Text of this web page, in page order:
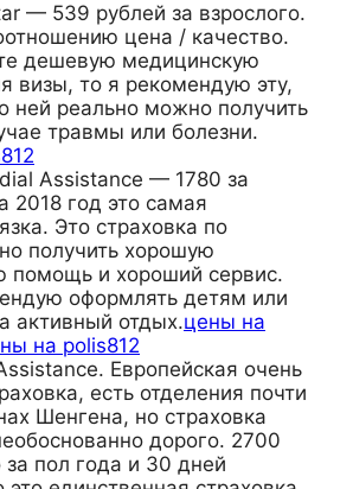
— 539 рублей за взрослого.
цена / качество.
дешевую медицинскую
визы, то я рекомендую эту,
ней реально можно получить
травмы или болезни.
Assistance — 1780 за
2018 год это самая
Это страховка по
получить хорошую
помощь и хороший сервис.
оформлять детям или
активный отдых.цены на
на polis812
Европейская очень
есть отделения почти
Шенгена, но страховка
дорого. 2700
за пол года и 30 дней